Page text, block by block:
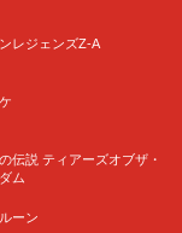
レジェンズZ-A
伝説 ティアーズオブザ・
ム
ーン